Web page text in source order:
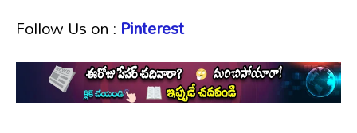
Follow Us on :Pinterest